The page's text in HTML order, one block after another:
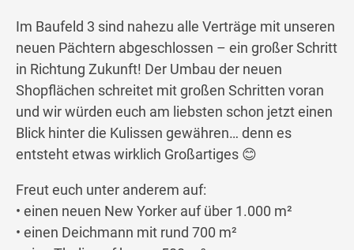
Im Baufeld 3 sind nahezu alle Verträge mit unseren
neuen Pächtern abgeschlossen – ein großer Schritt
in Richtung Zukunft! Der Umbau der neuen
Shopflächen schreitet mit großen Schritten voran
und wir würden euch am liebsten schon jetzt einen
Blick hinter die Kulissen gewähren… denn es
entsteht etwas wirklich Großartiges 😊
Freut euch unter anderem auf:
• einen neuen New Yorker auf über 1.000 m²
• einen Deichmann mit rund 700 m²